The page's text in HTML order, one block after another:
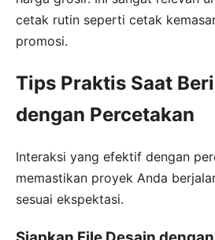
cetak rutin seperti cetak
promosi.
Tips Praktis Saat
dengan Percetakan
Interaksi yang efektif dengan
memastikan proyek Anda
sesuai ekspektasi.